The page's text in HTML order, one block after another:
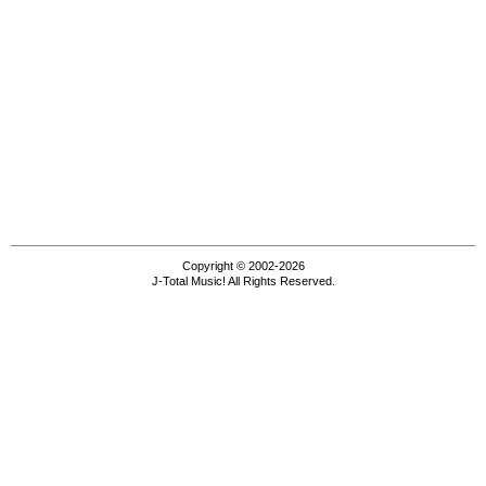
Copyright © 2002-2026
J-Total Music! All Rights Reserved.